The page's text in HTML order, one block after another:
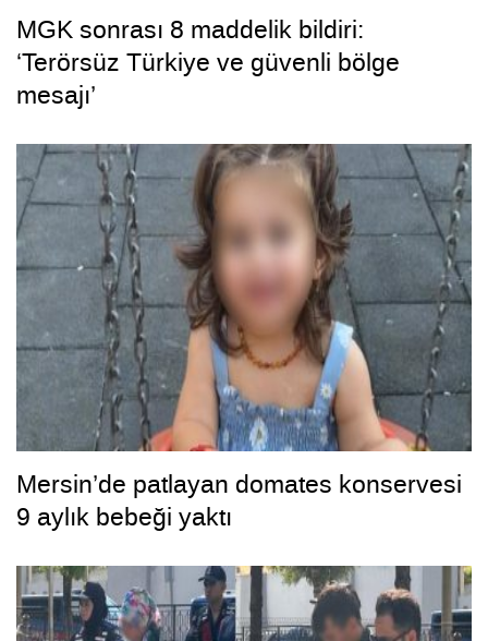
MGK sonrası 8 maddelik bildiri:
‘Terörsüz Türkiye ve güvenli bölge
mesajı’
Mersin’de patlayan domates konservesi
9 aylık bebeği yaktı